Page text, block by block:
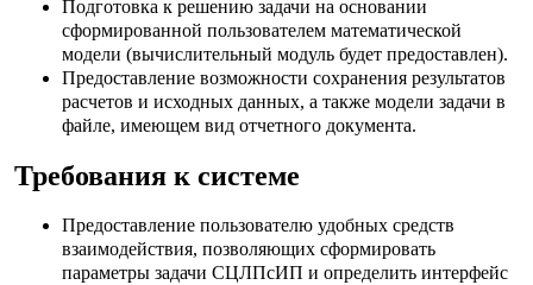
Подготовка к решению задачи на основании
сформированной пользователем математической
модели (вычислительный модуль будет предоставлен).
Предоставление возможности сохранения результатов
расчетов и исходных данных, а также модели задачи в
файле, имеющем вид отчетного документа.
Требования к системе
Предоставление пользователю удобных средств
взаимодействия, позволяющих сформировать
параметры задачи СЦЛПсИП и определить интерфейс